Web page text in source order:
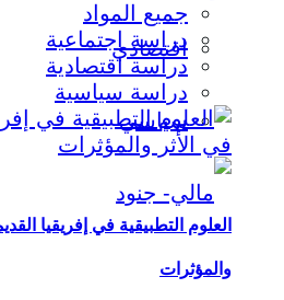
اقتصادي
سياسي
جميع المواد
دراسة اجتماعية
دراسة اقتصادية
دراسة سياسية
العلوم التطبيقية في إفريقيا
والمؤثرات